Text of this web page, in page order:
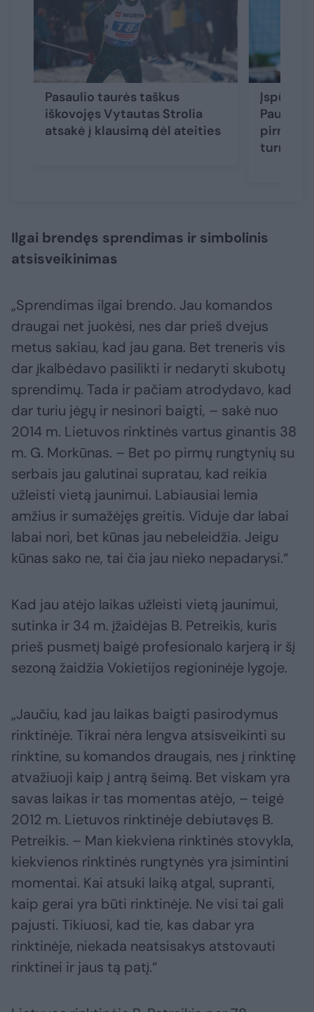
Pasaulio taurės taškus
iškovojęs Vytautas Strolia
atsakė į klausimą dėl ateities
pirmą
turnyro
Ilgai brendęs sprendimas ir simbolinis
atsisveikinimas
„Sprendimas ilgai brendo. Jau komandos
draugai net juokėsi, nes dar prieš dvejus
metus sakiau, kad jau gana. Bet treneris vis
dar įkalbėdavo pasilikti ir nedaryti skubotų
sprendimų. Tada ir pačiam atrodydavo, kad
dar turiu jėgų ir nesinori baigti, – sakė nuo
2014 m. Lietuvos rinktinės vartus ginantis 38
m. G. Morkūnas. – Bet po pirmų rungtynių su
serbais jau galutinai supratau, kad reikia
užleisti vietą jaunimui. Labiausiai lemia
amžius ir sumažėjęs greitis. Viduje dar labai
labai nori, bet kūnas jau nebeleidžia. Jeigu
kūnas sako ne, tai čia jau nieko nepadarysi.“
Kad jau atėjo laikas užleisti vietą jaunimui,
sutinka ir 34 m. įžaidėjas B. Petreikis, kuris
prieš pusmetį baigė profesionalo karjerą ir šį
sezoną žaidžia Vokietijos regioninėje lygoje.
„Jaučiu, kad jau laikas baigti pasirodymus
rinktinėje. Tikrai nėra lengva atsisveikinti su
rinktine, su komandos draugais, nes į rinktinę
atvažiuoji kaip į antrą šeimą. Bet viskam yra
savas laikas ir tas momentas atėjo, – teigė
2012 m. Lietuvos rinktinėje debiutavęs B.
Petreikis. – Man kiekviena rinktinės stovykla,
kiekvienos rinktinės rungtynės yra įsimintini
momentai. Kai atsuki laiką atgal, supranti,
kaip gerai yra būti rinktinėje. Ne visi tai gali
pajusti. Tikiuosi, kad tie, kas dabar yra
rinktinėje, niekada neatsisakys atstovauti
rinktinei ir jaus tą patį.“